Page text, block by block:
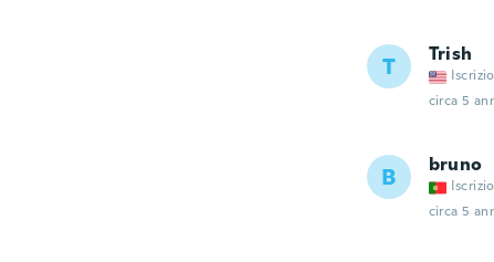
T Trish
circa 5
B bruno
circa 5